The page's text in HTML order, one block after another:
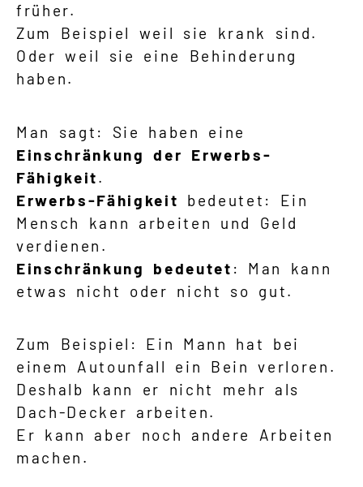
früher.
Zum Beispiel weil sie krank sind.
Oder weil sie eine Behinderung
haben.
Man sagt: Sie haben eine
Einschränkung der
Erwerbs-
Fähigkeit.
Erwerbs-Fähigkeit
bedeutet: Ein
Mensch kann arbeiten und Geld
verdienen.
Einschränkung bedeutet : Man kann
etwas nicht oder nicht so gut.
Zum Beispiel: Ein Mann hat bei
einem Autounfall ein Bein verloren.
Deshalb kann er nicht mehr als
Dach-Decker arbeiten.
Er kann aber noch andere Arbeiten
machen.